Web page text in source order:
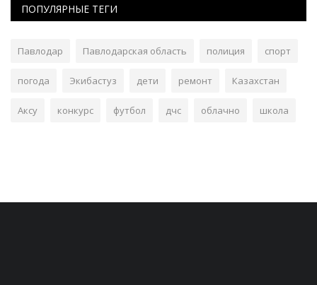
ПОПУЛЯРНЫЕ ТЕГИ
Павлодар Павлодарская область полиция спорт
погода Экибастуз дети ремонт Казахстан
Аксу конкурс футбол дчс облачно школа